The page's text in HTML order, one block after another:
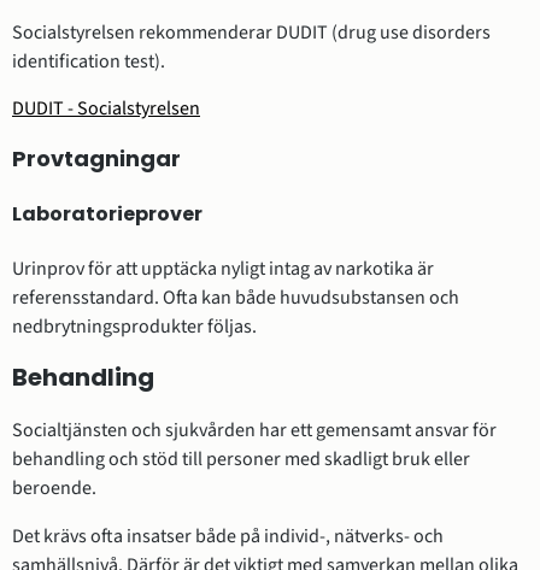
Socialstyrelsen rekommenderar DUDIT (drug use disorders
identification test).
DUDIT - Socialstyrelsen
Provtagningar
Laboratorieprover
Urinprov för att upptäcka nyligt intag av narkotika är
referensstandard. Ofta kan både huvudsubstansen och
nedbrytningsprodukter följas.
Behandling
Socialtjänsten och sjukvården har ett gemensamt ansvar för
behandling och stöd till personer med skadligt bruk eller
beroende.
Det krävs ofta insatser både på individ-, nätverks- och